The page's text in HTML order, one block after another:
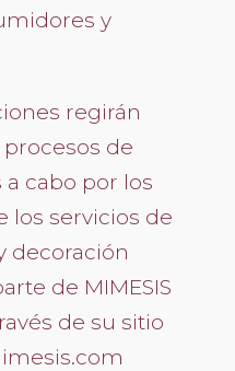
y
regirán
de
cabo por los
los servicios de
decoración
de MIMESIS
de su sitio